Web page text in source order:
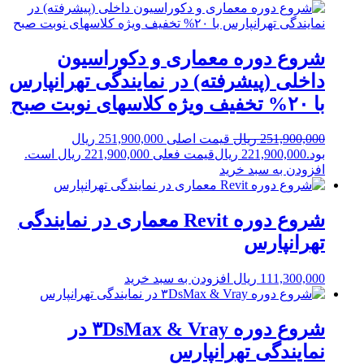
شروع دوره معماری و دکوراسیون
داخلی (پیشرفته) در نمایندگی تهرانپارس
با ۲۰% تخفیف ویژه کلاسهای نوبت صبح
251,900,000 ریال
قیمت اصلی 251,900,000 ریال
بود.221,900,000 ریالقیمت فعلی 221,900,000 ریال است.
افزودن به سبد خرید
شروع دوره Revit معماری در نمایندگی
تهرانپارس
111,300,000 ریال افزودن به سبد خرید
شروع دوره ۳DsMax & Vray در
نمایندگی تهرانپارس